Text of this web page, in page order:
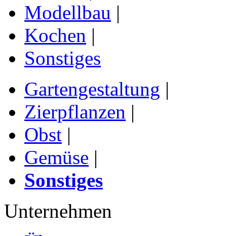
Modellbau |
Kochen |
Sonstiges
Gartengestaltung |
Zierpflanzen |
Obst |
Gemüse |
Sonstiges
Unternehmen